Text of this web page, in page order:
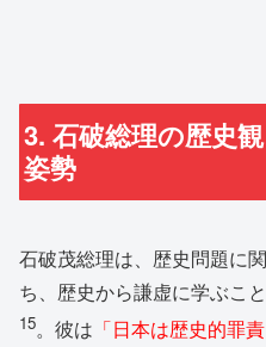
3. 石破総理の歴史
姿勢
石破茂総理は、歴史問題に
ち、歴史から謙虚に学ぶこ
15。彼は 「日本は歴史的罪